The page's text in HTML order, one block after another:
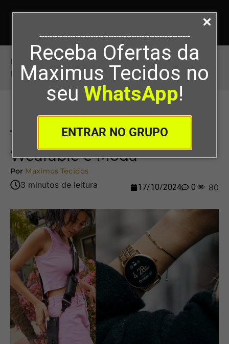
-----------------------------------------------------------
Receba Ofertas da
Maximus Tecidos no
seu WhatsApp!
ENTRAR NO GRUPO
Início>Tendências em Tecnologia Wearable e
Moda
Tendências em Tecnologia
Wearable e Moda
Por Maximus Tecidos
17/10/2024 0 80